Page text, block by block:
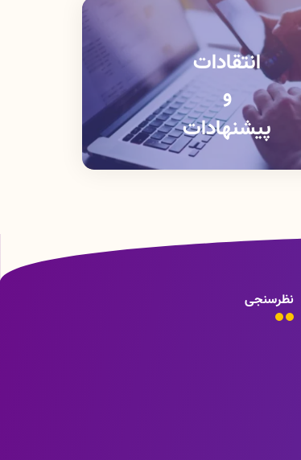
انتقادات
و
پیشنهادات
نظرسنجی